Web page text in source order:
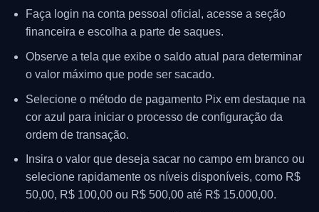
Faça login na conta pessoal oficial, acesse a seção
financeira e escolha a parte de saques.
Observe a tela que exibe o saldo atual para determinar
o valor máximo que pode ser sacado.
Selecione o método de pagamento Pix em destaque na
cor azul para iniciar o processo de configuração da
ordem de transação.
Insira o valor que deseja sacar no campo em branco ou
selecione rapidamente os níveis disponíveis, como R$
50,00, R$ 100,00 ou R$ 500,00 até R$ 15.000,00.